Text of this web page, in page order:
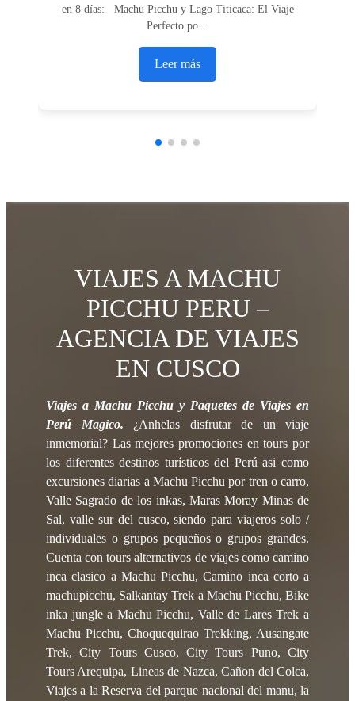
en 8 días: Machu Picchu y Lago Titicaca: El Viaje
Perfecto po…
Leer más
VIAJES A MACHU
PICCHU PERU –
AGENCIA DE VIAJES
EN CUSCO
Viajes a Machu Picchu y Paquetes de Viajes en
Perú Magico. ¿Anhelas disfrutar de un viaje
inmemorial? Las mejores promociones en tours por
los diferentes destinos turísticos del Perú asi como
excursiones diarias a Machu Picchu por tren o carro,
Valle Sagrado de los inkas, Maras Moray Minas de
Sal, valle sur del cusco, siendo para viajeros solo /
individuales o grupos pequeños o grupos grandes.
Cuenta con tours alternativos de viajes como camino
inca clasico a Machu Picchu, Camino inca corto a
machupicchu, Salkantay Trek a Machu Picchu, Bike
inka jungle a Machu Picchu, Valle de Lares Trek a
Machu Picchu, Choquequirao Trekking, Ausangate
Trek, City Tours Cusco, City Tours Puno, City
Tours Arequipa, Lineas de Nazca, Cañon del Colca,
Viajes a la Reserva del parque nacional del manu, la